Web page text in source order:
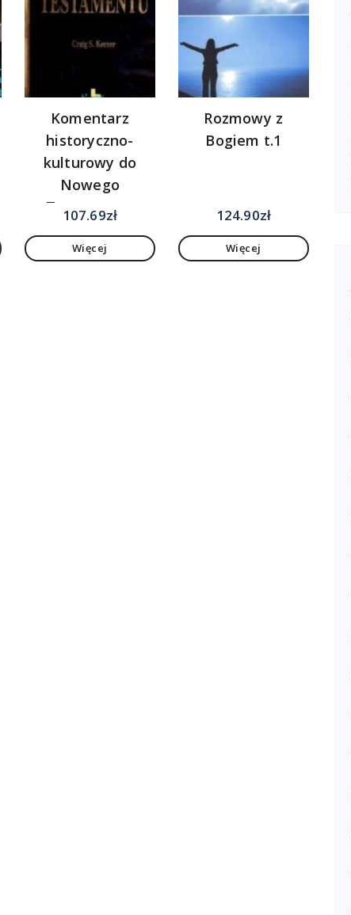
Komentarz
historyczno-
kulturowy do
Nowego
Testamentu
107.69zł
Więcej
Rozmowy z
Bogiem t.1
124.90zł
Więcej